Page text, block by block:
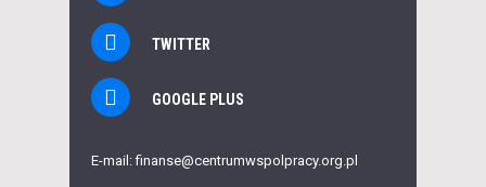
TWITTER
GOOGLE PLUS
E-mail: finanse@centrumwspolpracy.org.pl